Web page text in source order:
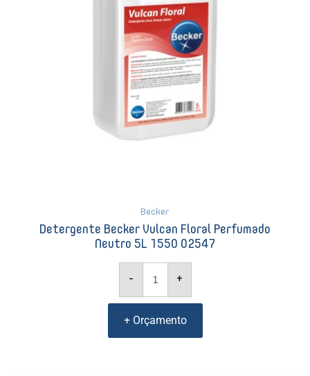
Becker
Detergente Becker Vulcan Floral Perfumado
Neutro 5L 1550 02547
-
02547
quantidade
+
+ Orçamento